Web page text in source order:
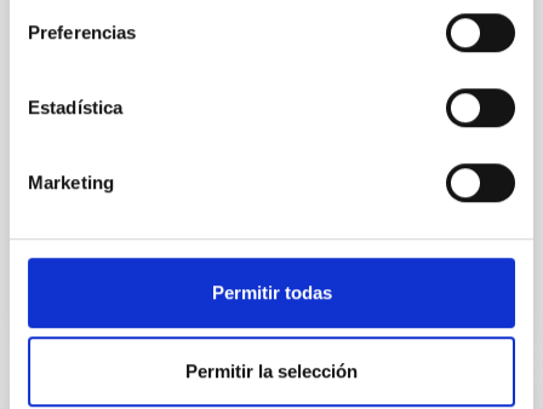
Preferencias
Estadística
Marketing
Permitir todas
Permitir la selección
patrocinio de la Fundación CajaCanarias, así como el
Francia y Países Bajos, el Premio Cosmos tiene como
divulgación en
Fecha de publicación 26/11/2025 - 11:18:44